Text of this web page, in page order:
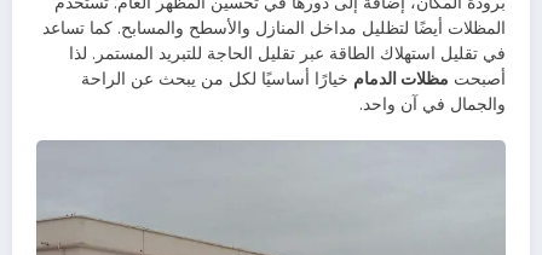
المظلات أيضًا لتظليل مداخل المنازل والأسطح والمسابح. كما تساعد
في تقليل استهلاك الطاقة عبر تقليل الحاجة للتبريد المستمر. لذا
أصبحت مظلات الدمام خيارًا أساسيًا لكل من يبحث عن الراحة
والجمال في آن واحد.